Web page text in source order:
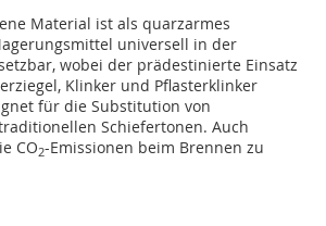
Material ist als quarzarmes
universell in der
wobei der prädestinierte Einsatz
Klinker und Pflasterklinker
für die Substitution von
Schiefertonen. Auch
CO2-Emissionen beim Brennen zu